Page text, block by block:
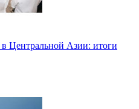
Центральной Азии: итоги